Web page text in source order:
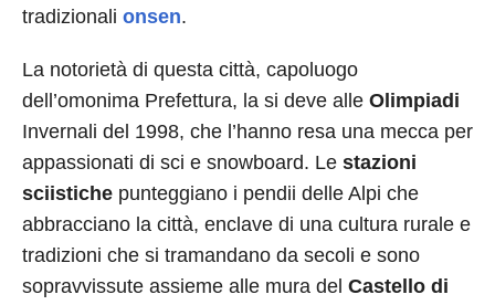
tradizionali onsen.
La notorietà di questa città, capoluogo
dell’omonima Prefettura, la si deve alle Olimpiadi
Invernali del 1998, che l’hanno resa una mecca per
appassionati di sci e snowboard. Le stazioni
sciistiche punteggiano i pendii delle Alpi che
abbracciano la città, enclave di una cultura rurale e
tradizioni che si tramandano da secoli e sono
sopravvissute assieme alle mura del Castello di